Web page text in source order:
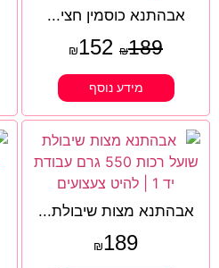
אבהתנא כוסמין חצי...
₪189
₪152
מידע נוסף
אבהתנא מצות שיבולת...
₪189